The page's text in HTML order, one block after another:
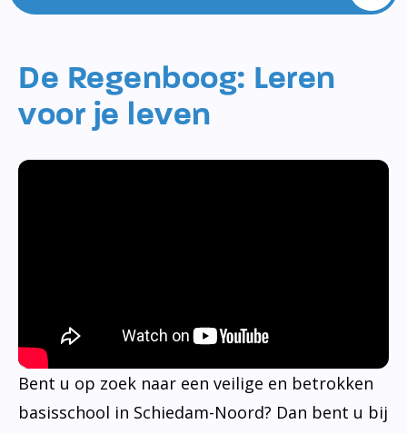
De Regenboog: Leren
voor je leven
Bent u op zoek naar een veilige en betrokken
basisschool in Schiedam-Noord? Dan bent u bij